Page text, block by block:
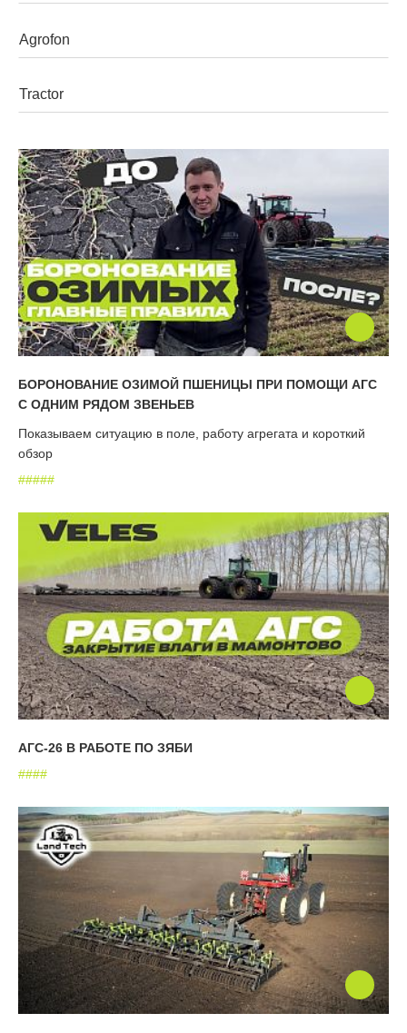
Mehrzweckgeräte
Geräteträger
БОРОНОВАНИЕ ОЗИМОЙ ПШЕНИЦЫ ПРИ ПОМОЩИ АГС
С ОДНИМ РЯДОМ ЗВЕНЬЕВ
Показываем ситуацию в поле, работу агрегата и короткий
обзор
#####
АГС-26 В РАБОТЕ ПО ЗЯБИ
####